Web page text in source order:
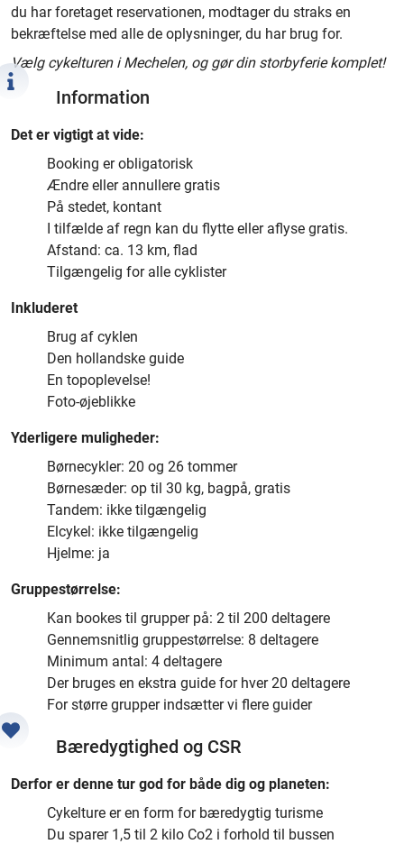
du har foretaget reservationen, modtager du straks en
bekræftelse med alle de oplysninger, du har brug for.
Vælg cykelturen i Mechelen, og gør din storbyferie komplet!
Information
Det er vigtigt at vide:
Booking er obligatorisk
Ændre eller annullere gratis
På stedet, kontant
I tilfælde af regn kan du flytte eller aflyse gratis.
Afstand: ca. 13 km, flad
Tilgængelig for alle cyklister
Inkluderet
Brug af cyklen
Den hollandske guide
En topoplevelse!
Foto-øjeblikke
Yderligere muligheder:
Børnecykler: 20 og 26 tommer
Børnesæder: op til 30 kg, bagpå, gratis
Tandem: ikke tilgængelig
Elcykel: ikke tilgængelig
Hjelme: ja
Gruppestørrelse:
Kan bookes til grupper på: 2 til 200 deltagere
Gennemsnitlig gruppestørrelse: 8 deltagere
Minimum antal: 4 deltagere
Der bruges en ekstra guide for hver 20 deltagere
For større grupper indsætter vi flere guider
Bæredygtighed og CSR
Derfor er denne tur god for både dig og planeten:
Cykelture er en form for bæredygtig turisme
Du sparer 1,5 til 2 kilo Co2 i forhold til bussen